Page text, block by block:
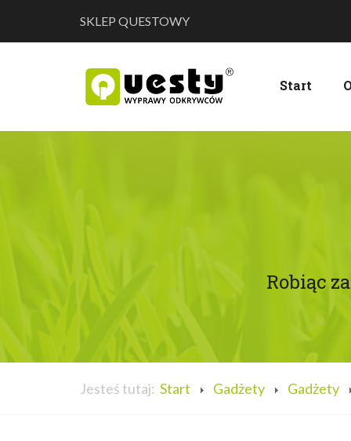
SKLEP QUESTOWY
Start
Robiąc
Jesteś tutaj: Start Gadżety Gadżety